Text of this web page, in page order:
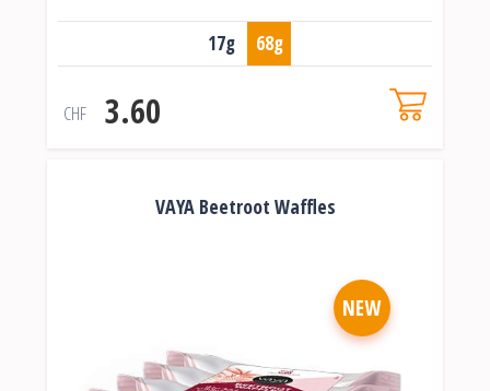
17g 68g
CHF 3.60
VAYA Beetroot Waffles
NEW